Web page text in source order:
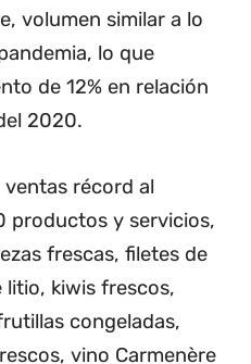
volumen similar a lo
lo que
de 12% en relación
2020.
récord al
productos y servicios,
frescas, filetes de
litio, kiwis frescos,
congeladas,
vino Carmenère